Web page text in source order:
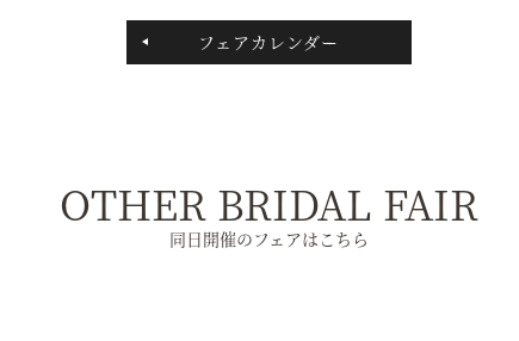
フェアカレンダー
OTHER BRIDAL FAIR
同日開催のフェアはこちら